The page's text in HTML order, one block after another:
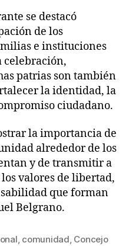
se destacó
de los
e instituciones
celebración,
patrias son también
la identidad, la
ciudadano.
la importancia de
alrededor de los
y de transmitir a
valores de libertad,
que forman
Belgrano.
, comunidad, Concejo